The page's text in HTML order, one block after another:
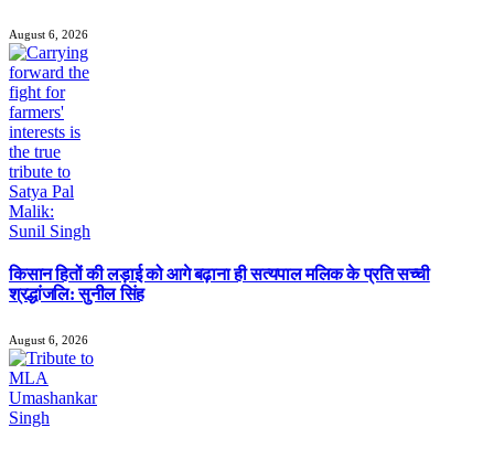
August 6, 2026
किसान हितों की लड़ाई को आगे बढ़ाना ही सत्यपाल मलिक के प्रति सच्ची
श्रद्धांजलि: सुनील सिंह
August 6, 2026